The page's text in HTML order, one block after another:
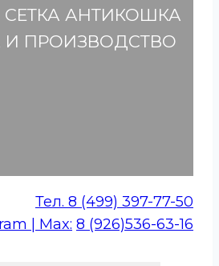
СЕТКА АНТИКОШКА
ПРОИЗВОДСТВО
Тел. 8 (499) 397-77-50
| Max: 8 (926)536-63-16